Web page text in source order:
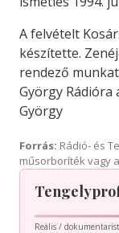
A felvételt
készítette.
rendező
György Rádióra
György
Forrás: Rádió- és
műsorboríték vagy
Reális /